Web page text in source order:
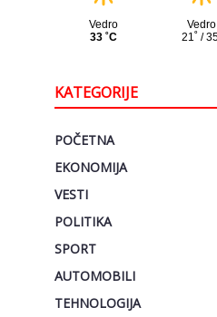
KATEGORIJE
POČETNA
EKONOMIJA
VESTI
POLITIKA
SPORT
AUTOMOBILI
TEHNOLOGIJA